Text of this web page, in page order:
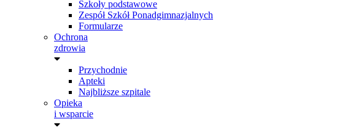
Szkoły podstawowe
Zespół Szkół Ponadgimnazjalnych
Formularze
Ochrona
zdrowia
Przychodnie
Apteki
Najbliższe szpitale
Opieka
i wsparcie